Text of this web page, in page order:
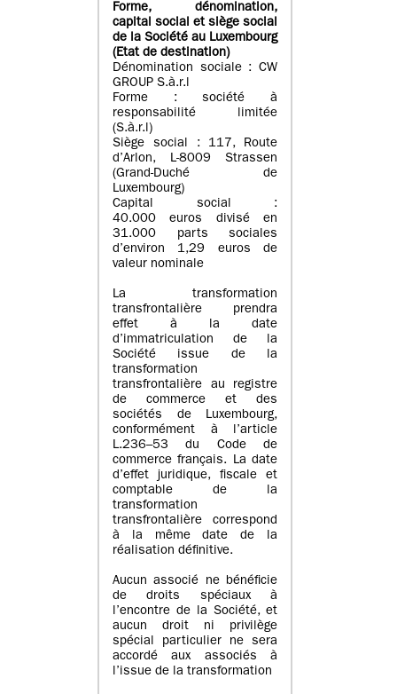
Forme, dénomination,
capital social et siège social
de la Société au Luxembourg
(Etat de destination)
Dénomination sociale : CW
GROUP S.à.r.l
Forme : société à
responsabilité limitée
(S.à.r.l)
Siège social : 117, Route
d’Arlon, L-8009 Strassen
(Grand-Duché de
Luxembourg)
Capital social :
40.000 euros divisé en
31.000 parts sociales
d’environ 1,29 euros de
valeur nominale
La transformation
transfrontalière prendra
effet à la date
d’immatriculation de la
Société issue de la
transformation
transfrontalière au registre
de commerce et des
sociétés de Luxembourg,
conformément à l’article
L.236–53 du Code de
commerce français. La date
d’effet juridique, fiscale et
comptable de la
transformation
transfrontalière correspond
à la même date de la
réalisation définitive.
Aucun associé ne bénéficie
de droits spéciaux à
l’encontre de la Société, et
aucun droit ni privilège
spécial particulier ne sera
accordé aux associés à
l’issue de la transformation